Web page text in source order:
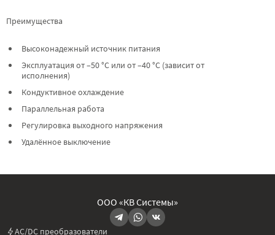
Преимущества
Высоконадежный источник питания
Эксплуатация от –50 °C или от –40 °C (зависит от
исполнения)
Кондуктивное охлаждение
Параллельная работа
Регулировка выходного напряжения
Удалённое выключение
ООО «КВ Системы»
AC/DC преобразователи